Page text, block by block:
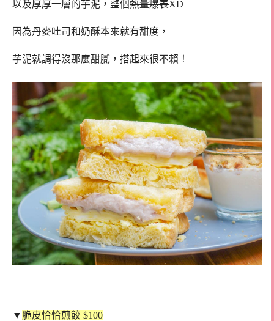
以及厚厚一層的芋泥，整個熱量爆表XD
因為丹麥吐司和奶酥本來就有甜度，
芋泥就調得沒那麼甜膩，搭起來很不賴！
▼ 脆皮恰恰煎餃 $100